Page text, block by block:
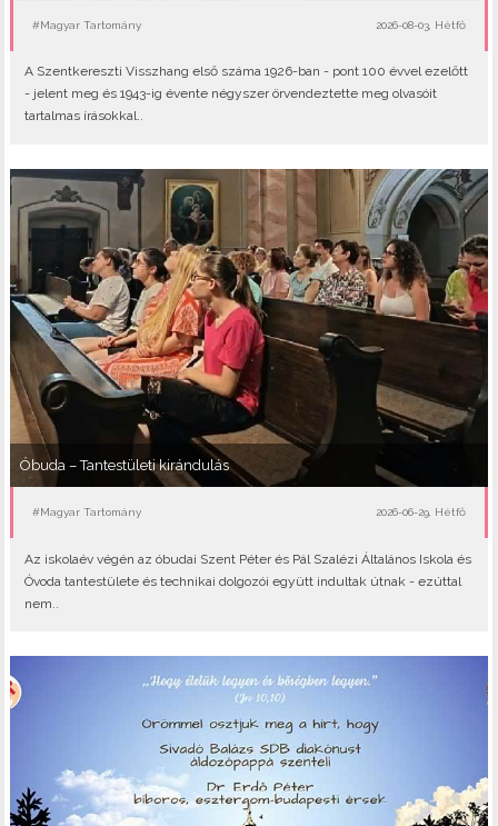
#Magyar Tartomány 2026-08-03, Hétfő
A Szentkereszti Visszhang első száma 1926-ban - pont 100 évvel ezelőtt
- jelent meg és 1943-ig évente négyszer örvendeztette meg olvasóit
tartalmas írásokkal..
Óbuda – Tantestületi kirándulás
#Magyar Tartomány 2026-06-29, Hétfő
Az iskolaév végén az óbudai Szent Péter és Pál Szalézi Általános Iskola és
Óvoda tantestülete és technikai dolgozói együtt indultak útnak - ezúttal
nem..